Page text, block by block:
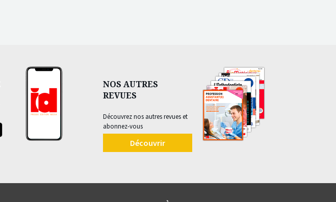
NOS AUTRES
REVUES
Découvrez nos autres revues et
abonnez-vous
Découvrir